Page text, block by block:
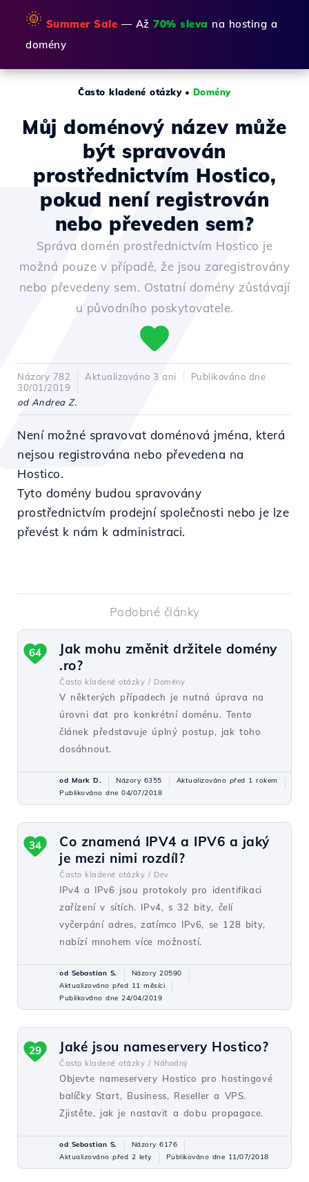
🌞 Summer Sale — Až 70% sleva na hosting a
domény
Často kladené otázky• Domény
Můj doménový název může
být spravován
prostřednictvím Hostico,
pokud není registrován
nebo převeden sem?
Správa domén prostřednictvím Hostico je
možná pouze v případě, že jsou zaregistrovány
nebo převedeny sem. Ostatní domény zůstávají
u původního poskytovatele.
Názory 782 Aktualizováno 3 ani
Publikováno dne
30/01/2019
od Andrea Z.
Není možné spravovat doménová jména, která
nejsou registrována nebo převedena na
Hostico.
Tyto domény budou spravovány
prostřednictvím prodejní společnosti nebo je lze
převést k nám k administraci.
Podobné články
Jak mohu změnit držitele domény
.ro?
Často kladené otázky / Domény
V některých případech je nutná úprava na
úrovni dat pro konkrétní doménu. Tento
článek představuje úplný postup, jak toho
dosáhnout.
64
od Mark D. Názory 6355
Aktualizováno před 1 rokem
Publikováno dne 04/07/2018
Co znamená IPV4 a IPV6 a jaký
je mezi nimi rozdíl?
Často kladené otázky / Dev
IPv4 a IPv6 jsou protokoly pro identifikaci
zařízení v sítích. IPv4, s 32 bity, čelí
vyčerpání adres, zatímco IPv6, se 128 bity,
nabízí mnohem více možností.
34
od Sebastian S.
Názory 20590
Aktualizováno před 11 měsíci
Publikováno dne 24/04/2019
Jaké jsou nameservery Hostico?
Často kladené otázky / Náhodný
Objevte nameservery Hostico pro hostingové
balíčky Start, Business, Reseller a VPS.
Zjistěte, jak je nastavit a dobu propagace.
29
od Sebastian S.
Názory 6176
Aktualizováno před 2 lety
Publikováno dne 11/07/2018